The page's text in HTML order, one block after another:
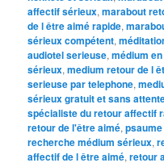
affectif sérieux,marabout
de l être aimé rapide,
sérieux compétent,
audiotel serieuse,médium
sérieux,medium retour de l
serieuse par telephone,
sérieux gratuit et sans
spécialiste du retour affectif
retour de l'être aimé,
recherche médium sérieux,
affectif de l être aimé,retour